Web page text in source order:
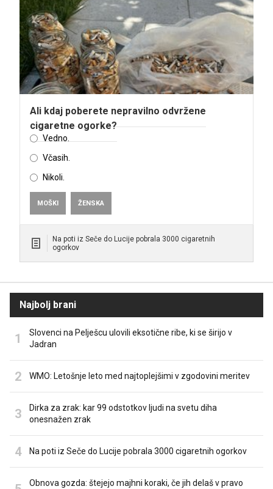
Ali kdaj poberete nepravilno odvržene
cigaretne ogorke?
Vedno.
Včasih.
Nikoli.
MOŠKI ŽENSKA
Na poti iz Seče do Lucije pobrala 3000 cigaretnih
ogorkov
Najbolj brani
Slovenci na Pelješcu ulovili eksotične ribe, ki se širijo v
Jadran
WMO: Letošnje leto med najtoplejšimi v zgodovini meritev
Dirka za zrak: kar 99 odstotkov ljudi na svetu diha
onesnažen zrak
Na poti iz Seče do Lucije pobrala 3000 cigaretnih ogorkov
Obnova gozda: štejejo majhni koraki, če jih delaš v pravo